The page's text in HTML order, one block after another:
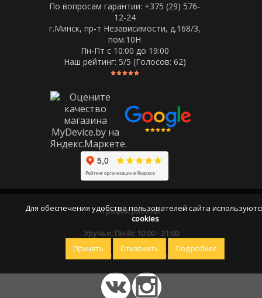
По вопросам гарантии: +375 (29) 576-
12-24
г.Минск, пр-т Независимости, д.168/3,
пом.10Н
Пн-Пт c 10:00 до 19:00
Наш рейтинг: 5/5 (Голосов: 62)
График работы
Уручье: Пн-Вс 10:00 - 21:00
Оставайтесь на связи
Для обеспечения удобства пользователей сайта
cookies
Принять Отклонить Подробнее